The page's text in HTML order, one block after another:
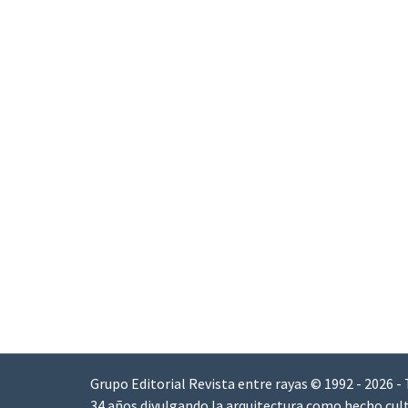
Grupo Editorial Revista entre rayas © 1992 - 2026 -